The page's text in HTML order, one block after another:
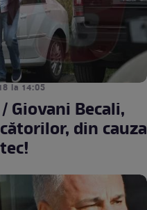
la 14:05
Giovani Becali,
din cauza